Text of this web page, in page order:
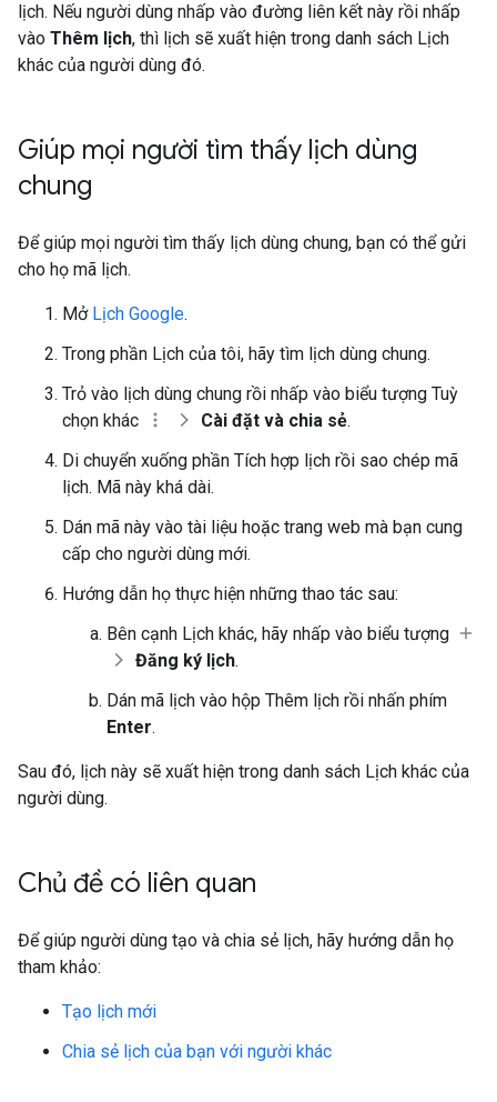
lịch. Nếu người dùng nhấp vào đường liên kết này rồi nhấp
vào Thêm lịch, thì lịch sẽ xuất hiện trong danh sách Lịch
khác của người dùng đó.
Giúp mọi người tìm thấy lịch dùng
chung
Để giúp mọi người tìm thấy lịch dùng chung, bạn có thể gửi
cho họ mã lịch.
Mở Lịch Google.
Trong phần Lịch của tôi, hãy tìm lịch dùng chung.
Trỏ vào lịch dùng chung rồi nhấp vào biểu tượng Tuỳ
chọn khác
Cài đặt và chia sẻ.
Di chuyển xuống phần Tích hợp lịch rồi sao chép mã
lịch. Mã này khá dài.
Dán mã này vào tài liệu hoặc trang web mà bạn cung
cấp cho người dùng mới.
Hướng dẫn họ thực hiện những thao tác sau:
Bên cạnh Lịch khác, hãy nhấp vào biểu tượng
Đăng ký lịch.
Dán mã lịch vào hộp Thêm lịch rồi nhấn phím
Enter.
Sau đó, lịch này sẽ xuất hiện trong danh sách Lịch khác của
người dùng.
Chủ đề có liên quan
Để giúp người dùng tạo và chia sẻ lịch, hãy hướng dẫn họ
tham khảo:
Tạo lịch mới
Chia sẻ lịch của bạn với người khác